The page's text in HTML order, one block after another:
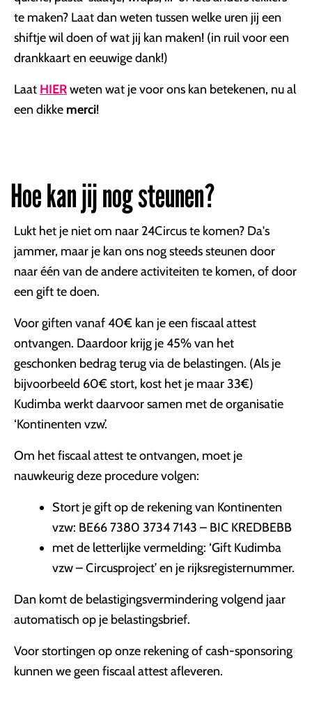
te maken? Laat dan weten tussen welke uren jij een
shiftje wil doen of wat jij kan maken! (in ruil voor een
drankkaart en eeuwige dank!)
Laat HIERweten wat je voor ons kan betekenen, nu al
een dikke merci!
Hoe kan jij nog steunen?
Lukt het je niet om naar 24Circus te komen? Da's
jammer, maar je kan ons nog steeds steunen door
naar één van de andere activiteiten te komen, of door
een gift te doen.
Voor giften vanaf 40€ kan je een fiscaal attest
ontvangen. Daardoor krijg je 45% van het
geschonken bedrag terug via de belastingen. (Als je
bijvoorbeeld 60€ stort, kost het je maar 33€)
Kudimba werkt daarvoor samen met de organisatie
‘Kontinenten vzw’.
Om het fiscaal attest te ontvangen, moet je
nauwkeurig deze procedure volgen:
Stort je gift op de rekening van Kontinenten
vzw: BE66 7380 3734 7143 – BIC KREDBEBB
met de letterlijke vermelding: ‘Gift Kudimba
vzw – Circusproject’ en je rijksregisternummer.
Dan komt de belastigingsvermindering volgend jaar
automatisch op je belastingsbrief.
Voor stortingen op onze rekening of cash-sponsoring
kunnen we geen fiscaal attest afleveren.